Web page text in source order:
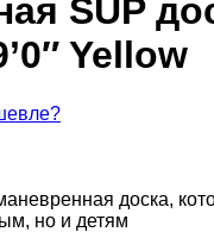
SUP
Yellow
доска,
но и детям